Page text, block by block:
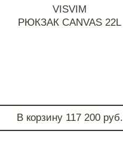
VISVIM
РЮКЗАК CANVAS 22L
В корзину 117 200 руб.